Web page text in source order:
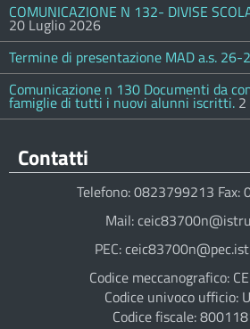
COMUNICAZIONE N 132- DIVISE
20 Luglio 2026
Termine di presentazione MAD a.s. 26-
Comunicazione n 130 Documenti da
famiglie di tutti i nuovi alunni iscritti.
Contatti
Telefono: 0823799213 Fax:
Mail:
PEC:
Codice meccanografico:
Codice univoco ufficio:
Codice fiscale: